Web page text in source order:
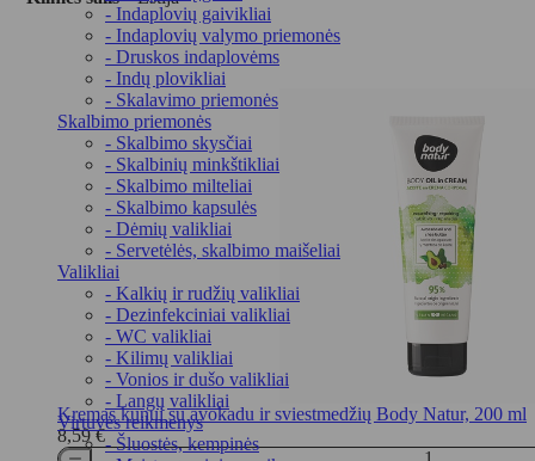
- Indaplovių gaivikliai
- Indaplovių valymo priemonės
- Druskos indaplovėms
- Indų plovikliai
- Skalavimo priemonės
Skalbimo priemonės
- Skalbimo skysčiai
- Skalbinių minkštikliai
- Skalbimo milteliai
- Skalbimo kapsulės
- Dėmių valikliai
- Servetėlės, skalbimo maišeliai
Valikliai
- Kalkių ir rudžių valikliai
- Dezinfekciniai valikliai
- WC valikliai
- Kilimų valikliai
- Vonios ir dušo valikliai
- Langų valikliai
Virtuvės reikmenys
- Šluostės, kempinės
Kremas kūnui su avokadu ir sviestmedžių Body Natur, 200 ml
8,59€